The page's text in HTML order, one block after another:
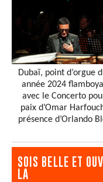
Dubaï, point d’orgue
année 2024
avec le Concerto
paix d’Omar
présence d’Orlando
SOIS BELLE ET
LA